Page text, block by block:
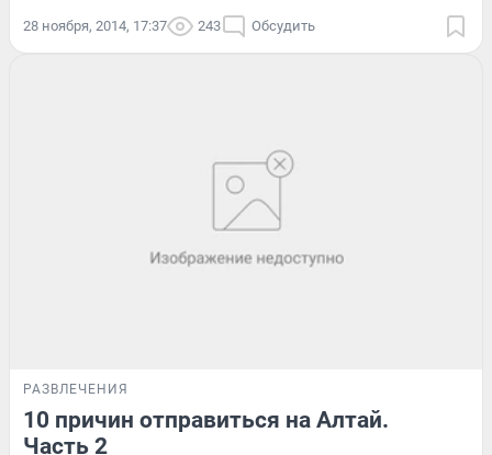
28 ноября, 2014, 17:37 243 Обсудить
РАЗВЛЕЧЕНИЯ
10 причин отправиться на Алтай.
Часть 2